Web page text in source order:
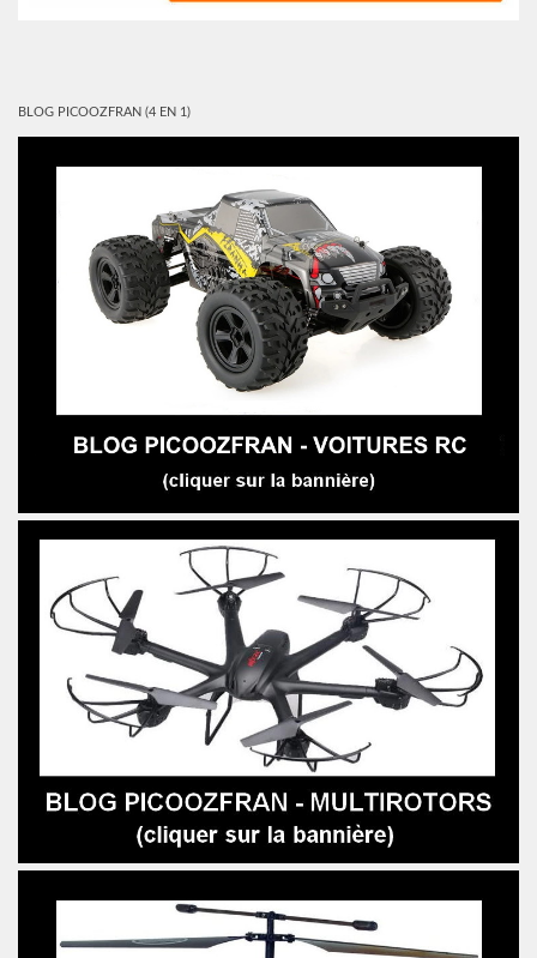
BLOG PICOOZFRAN (4 EN 1)